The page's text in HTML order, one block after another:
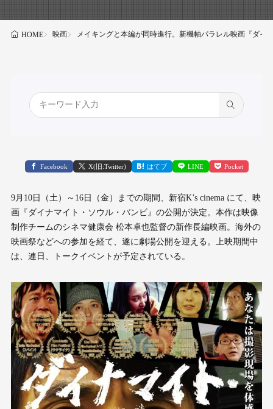
HOME 映画 メイキングと本編が同時進行。新機軸パラレル映画『ダイ
Facebook X(旧:Twitter) はてブ LINE Pocket
9月10日（土）～16日（金）までの期間、新宿K’s cinema にて、映
画『ダイナマイト・ソウル・バンビ』の公開が決定。本作は映像
制作チームのシネマ健康会 松本卓也監督の新作長編映画。海外の
映画祭などへの参加を経て、遂に劇場公開を迎える。上映期間中
は、連日、トークイベントが予定されている。